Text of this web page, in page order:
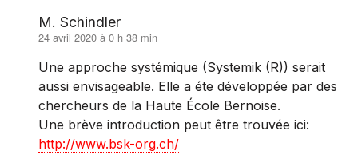
M. Schindler
dit :
24 avril 2020 à 0 h 38 min
Une approche systémique (Systemik (R)) serait
aussi envisageable. Elle a éte développée par des
chercheurs de la Haute École Bernoise.
Une brève introduction peut être trouvée ici:
http://www.bsk-org.ch/